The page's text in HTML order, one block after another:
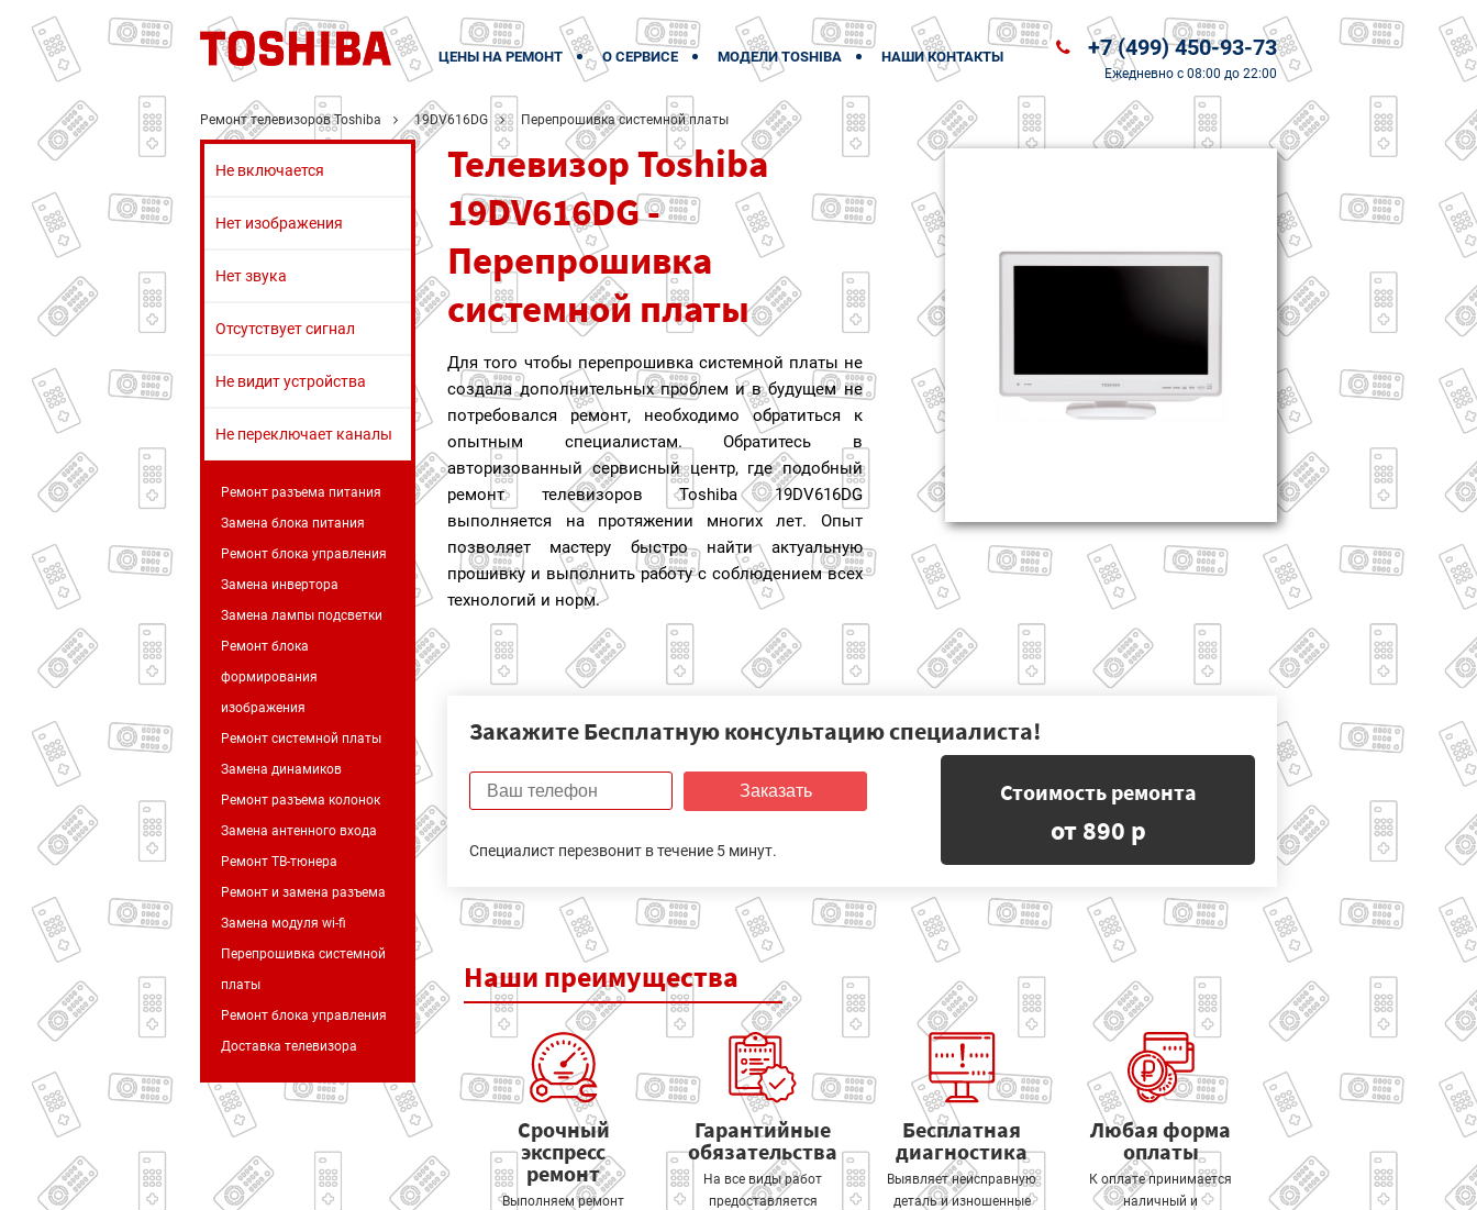
ЦЕНЫ НА РЕМОНТ О СЕРВИСЕ МОДЕЛИ TOSHIBA НАШИ КОНТАКТЫ +7 (499) 450-93-73
Ежедневно с 08:00 до 22:00
Ремонт телевизоров Toshiba 19DV616DG Перепрошивка системной платы
Не включается
Нет изображения
Нет звука
Отсутствует сигнал
Не видит устройства
Не переключает каналы
Ремонт разъема питания
Замена блока питания
Ремонт блока управления
Замена инвертора
Замена лампы подсветки
Ремонт блока
формирования
изображения
Ремонт системной платы
Замена динамиков
Ремонт разъема колонок
Замена антенного входа
Ремонт ТВ-тюнера
Ремонт и замена разъема
Замена модуля wi-fi
Перепрошивка системной
платы
Ремонт блока управления
Доставка телевизора
Телевизор Toshiba
19DV616DG -
Перепрошивка
системной платы
Для того чтобы перепрошивка системной платы не
создала дополнительных проблем и в будущем не
потребовался ремонт, необходимо обратиться к
опытным специалистам. Обратитесь в
авторизованный сервисный центр, где подобный
ремонт телевизоров Toshiba 19DV616DG
выполняется на протяжении многих лет. Опыт
позволяет мастеру быстро найти актуальную
прошивку и выполнить работу с соблюдением всех
технологий и норм.
Закажите Бесплатную консультацию специалиста!
Стоимость ремонта
от 890 р
Заказать
Специалист перезвонит в течение 5 минут.
Наши преимущества
Срочный
экспресс
ремонт
Выполняем ремонт
Гарантийные
обязательства
На все виды работ
предоставляется
Бесплатная
диагностика
Выявляет неисправную
деталь и изношенные
Любая форма
оплаты
К оплате принимается
наличный и